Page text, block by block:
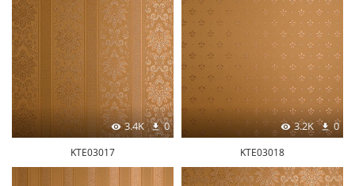
3.4K 0
KTE03017
3.2K 0
KTE03018